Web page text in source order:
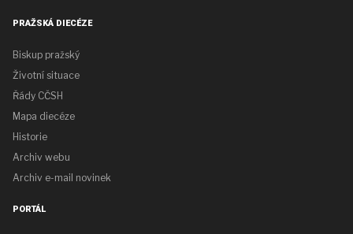
PRAŽSKÁ DIECÉZE
Biskup pražský
Životní situace
Řády CČSH
Mapa diecéze
Historie
Archiv webu
Archiv e-mail novinek
PORTÁL